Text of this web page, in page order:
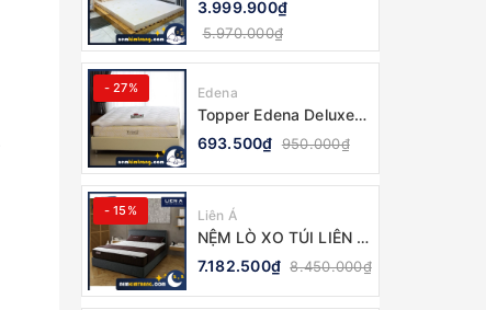
- CHÍNH HÃNG, BẢO
HÀNH 12 NĂM
3.999.900₫
5.970.000₫
- 27% Edena
Topper Edena Deluxe
tấm làm mềm nệm, lót
nệm - CHÍNH HÃNG
693.500₫ 950.000₫
- 15% Liên Á
NỆM LÒ XO TÚI LIÊN Á
COCOON 2.0 FIRM -
CHÍNH HÃNG, BẢO
HÀNH 10 NĂM
7.182.500₫ 8.450.000₫